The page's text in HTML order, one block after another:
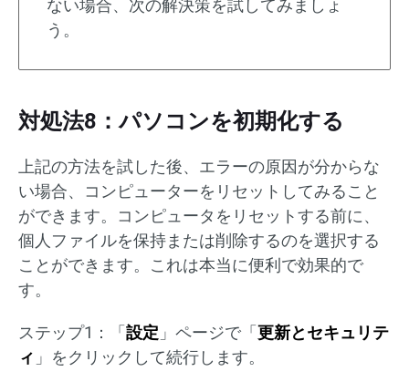
ない場合、次の解決策を試してみましょ
う。
対処法8：パソコンを初期化する
上記の方法を試した後、エラーの原因が分からな
い場合、コンピューターをリセットしてみること
ができます。コンピュータをリセットする前に、
個人ファイルを保持または削除するのを選択する
ことができます。これは本当に便利で効果的で
す。
ステップ1：「 設定 」ページで「 更新とセキュリテ
ィ 」をクリックして続行します。